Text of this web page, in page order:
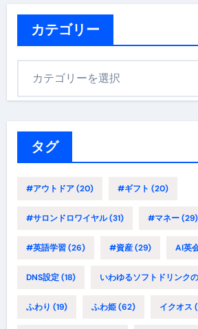
カテゴリー
タグ
#アウトドア(20) #ギフト (20)
#サロンドロワイヤル(31) #マネー(29)
#英語学習(26) #資産(29) AI英
DNS設定(18) いわゆるソフトドリンク
ふわり (19) ふわ姫(62) イクオス